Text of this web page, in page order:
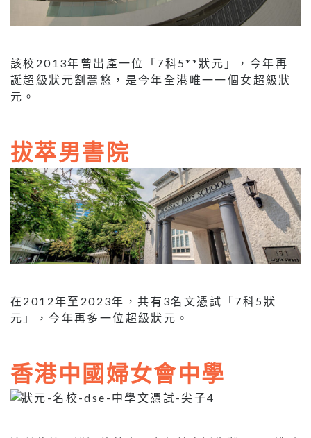
該校2013年曾出產一位「7科5**狀元」，今年再
誕超級狀元劉翯悠，是今年全港唯一一個女超級狀
元。
拔萃男書院
在2012年至2023年，共有3名文憑試「7科5狀
元」，今年再多一位超級狀元。
香港中國婦女會中學